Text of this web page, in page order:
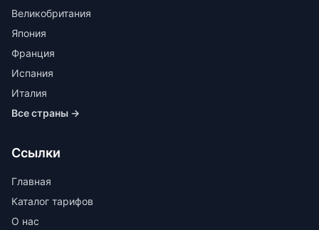
Великобритания
Япония
Франция
Испания
Италия
Все страны →
Ссылки
Главная
Каталог тарифов
О нас